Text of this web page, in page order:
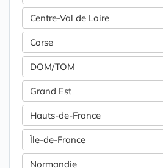
Centre-Val de Loire
Corse
DOM/TOM
Grand Est
Hauts-de-France
Île-de-France
Normandie